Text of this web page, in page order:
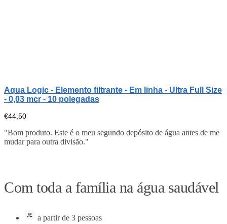
Aqua Logic - Elemento filtrante - Em linha - Ultra Full Size
- 0,03 mcr - 10 polegadas
€44,50
"Bom produto. Este é o meu segundo depósito de água antes de me
mudar para outra divisão."
Com toda a família na água saudável
a partir de 3 pessoas